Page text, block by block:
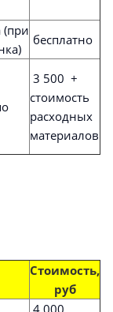
(при
бесплатно
3 500 +
стоимость
расходных
материалов
Стоимость,
руб
4 000